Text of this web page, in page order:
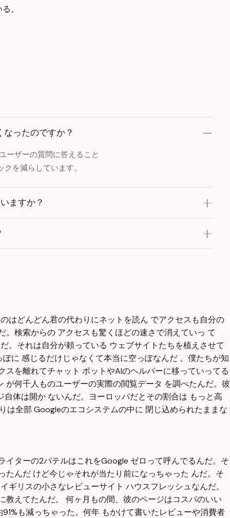
。
ったのですか？
ーザーの質問に答えること
を減らしています。
ますか？
はどんどん君の代わりにネットを読ん でアクセスも自分の
検索からの アクセスも驚くほどの速さで消えていっ て
。それは自分が頼っている ウェブサイトたちを植えさせて
に 感じるだけじゃなくて本当に空っぽなんだ 。僕たちが知
を離れてチャット ボットやAIのヘルパーに移っていってる
何千人ものユーザーの実際の閲覧データ を調べたんだ。彼
体は開か ないんだ。ヨーロッパだとその割合は もっと高
全部 Googleのエコシステムの中に 閉じ込められたままな
ターの2パテルはこれをGoogle ゼロって呼んでるんだ。そ
んだ けど今じゃそれが当たり前になっちゃった んだ。そ
リスの小さなレビューサイト ハウスフレッシュなんだ。
えてたんだ。 何ヶ月もの間、彼のページはコスパのいい
も減っちゃった。何年 もかけて書いたレビューや消費者